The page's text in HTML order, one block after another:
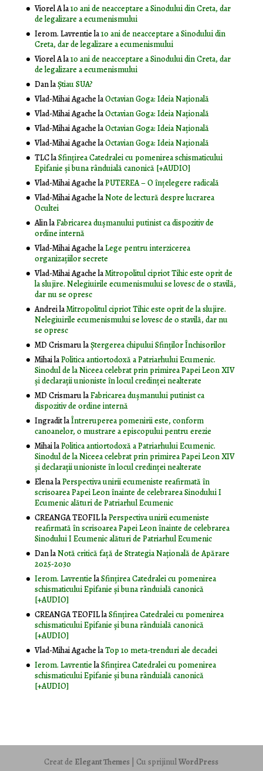
Viorel Ala10 ani de neacceptare a Sinodului din Creta, dar
de legalizare a ecumenismului
Ierom. Lavrentiela10 ani de neacceptare a Sinodului din
Creta, dar de legalizare a ecumenismului
Viorel Ala10 ani de neacceptare a Sinodului din Creta, dar
de legalizare a ecumenismului
DanlaȘtiau SUA?
Vlad-Mihai AgachelaOctavian Goga: Ideia Naţională
Vlad-Mihai AgachelaOctavian Goga: Ideia Naţională
Vlad-Mihai AgachelaOctavian Goga: Ideia Naţională
Vlad-Mihai AgachelaOctavian Goga: Ideia Naţională
TLClaSfințirea Catedralei cu pomenirea schismaticului
Epifanie și buna rânduială canonică [+AUDIO]
Vlad-Mihai AgachelaPUTEREA – O înţelegere radicală
Vlad-Mihai AgachelaNote de lectură despre lucrarea
Ocultei
AlinlaFabricarea dușmanului putinist ca dispozitiv de
ordine internă
Vlad-Mihai AgachelaLege pentru interzicerea
organizaţiilor secrete
Vlad-Mihai AgachelaMitropolitul cipriot Tihic este oprit de
la slujire. Nelegiuirile ecumenismului se lovesc de o stavilă,
dar nu se opresc
AndreilaMitropolitul cipriot Tihic este oprit de la slujire.
Nelegiuirile ecumenismului se lovesc de o stavilă, dar nu
se opresc
MD CrismarulaŞtergerea chipului Sfinţilor Închisorilor
MihailaPolitica antiortodoxă a Patriarhului Ecumenic.
Sinodul de la Niceea celebrat prin primirea Papei Leon XIV
și declarații unioniste în locul credinței nealterate
MD CrismarulaFabricarea dușmanului putinist ca
dispozitiv de ordine internă
IngraditlaÎntreruperea pomenirii este, conform
canoanelor, o mustrare a episcopului pentru erezie
MihailaPolitica antiortodoxă a Patriarhului Ecumenic.
Sinodul de la Niceea celebrat prin primirea Papei Leon XIV
și declarații unioniste în locul credinței nealterate
ElenalaPerspectiva unirii ecumeniste reafirmată în
scrisoarea Papei Leon înainte de celebrarea Sinodului I
Ecumenic alături de Patriarhul Ecumenic
CREANGA TEOFILlaPerspectiva unirii ecumeniste
reafirmată în scrisoarea Papei Leon înainte de celebrarea
Sinodului I Ecumenic alături de Patriarhul Ecumenic
DanlaNotă critică faţă de Strategia Naţională de Apărare
2025-2030
Ierom. LavrentielaSfințirea Catedralei cu pomenirea
schismaticului Epifanie și buna rânduială canonică
[+AUDIO]
CREANGA TEOFILlaSfințirea Catedralei cu pomenirea
schismaticului Epifanie și buna rânduială canonică
[+AUDIO]
Vlad-Mihai AgachelaTop 10 meta-trenduri ale decadei
Ierom. LavrentielaSfințirea Catedralei cu pomenirea
schismaticului Epifanie și buna rânduială canonică
[+AUDIO]
Creat de Elegant Themes | Cu sprijinulWordPress